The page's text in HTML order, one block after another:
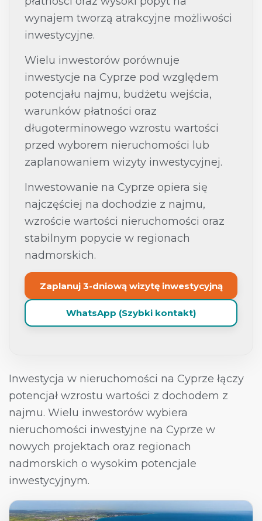
wynajem tworzą atrakcyjne możliwości
inwestycyjne.
Wielu inwestorów porównuje
inwestycje na Cyprze pod względem
potencjału najmu, budżetu wejścia,
warunków płatności oraz
długoterminowego wzrostu wartości
przed wyborem nieruchomości lub
zaplanowaniem wizyty inwestycyjnej.
Inwestowanie na Cyprze opiera się
najczęściej na dochodzie z najmu,
wzroście wartości nieruchomości oraz
stabilnym popycie w regionach
nadmorskich.
Zaplanuj 3-dniową wizytę inwestycyjną
WhatsApp (Szybki kontakt)
Inwestycja w nieruchomości na Cyprze łączy
potencjał wzrostu wartości z dochodem z
najmu. Wielu inwestorów wybiera
nieruchomości inwestyjne na Cyprze w
nowych projektach oraz regionach
nadmorskich o wysokim potencjale
inwestycyjnym.